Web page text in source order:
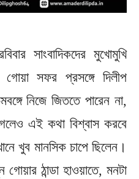
সাংবাদিকদের মুখোমুখি
গোয়া সফর প্রসঙ্গে দিলীপ
নিজে জিততে পারেন না,
এই কথা বিশ্বাস করবে
খুব মানসিক চাপে ছিলেন।
ঠান্ডা হাওয়াতে, মনটা